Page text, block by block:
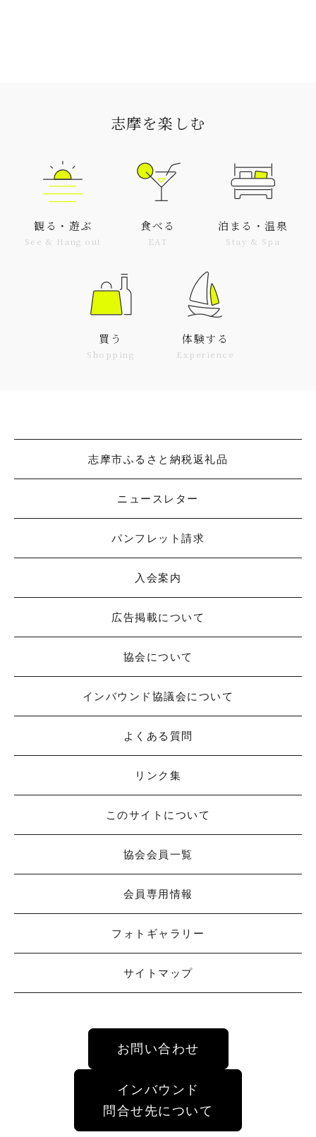
志摩を楽しむ
観る・遊ぶ
See & Hang out
食べる
EAT
泊まる・温泉
Stay & Spa
買う
Shopping
体験する
Experience
志摩市ふるさと納税返礼品
ニュースレター
パンフレット請求
入会案内
広告掲載について
協会について
インバウンド協議会について
よくある質問
リンク集
このサイトについて
協会会員一覧
会員専用情報
フォトギャラリー
サイトマップ
お問い合わせ
インバウンド
問合せ先について